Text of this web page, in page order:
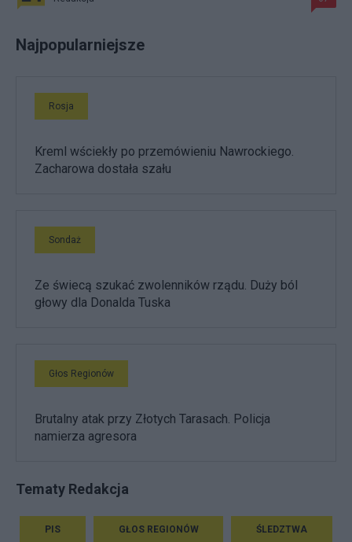
Najpopularniejsze
Rosja
Kreml wściekły po przemówieniu Nawrockiego.
Zacharowa dostała szału
Sondaż
Ze świecą szukać zwolenników rządu. Duży ból
głowy dla Donalda Tuska
Głos Regionów
Brutalny atak przy Złotych Tarasach. Policja
namierza agresora
Tematy Redakcja
PIS GŁOS REGIONÓW ŚLEDZTWA